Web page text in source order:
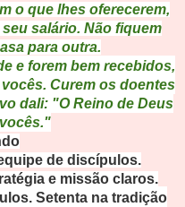
o que lhes oferecerem,
salário. Não fiquem
para outra.
e forem bem recebidos,
Curem os doentes
dali: "O Reino de Deus
de discípulos.
e missão claros.
Setenta na tradição